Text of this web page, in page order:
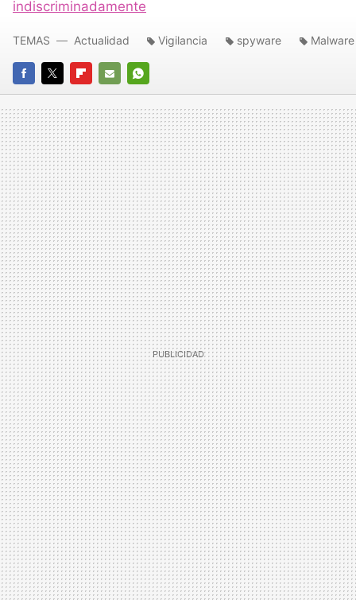
indiscriminadamente
FACEBOOK
TWITTERFLIPBOARD
E-
MAIL
WHATSAPP
TEMAS Actualidad Vigilancia spyware Malware